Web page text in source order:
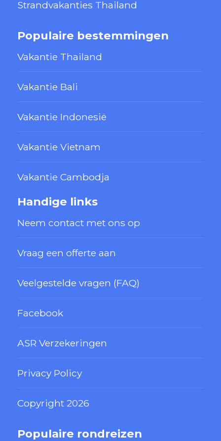
Strandvakanties Thailand
Populaire bestemmingen
Vakantie Thailand
Vakantie Bali
Vakantie Indonesië
Vakantie Vietnam
Vakantie Cambodja
Handige links
Neem contact met ons op
Vraag een offerte aan
Veelgestelde vragen (FAQ)
Facebook
ASR Verzekeringen
Privacy Policy
Copyright 2026
Populaire rondreizen